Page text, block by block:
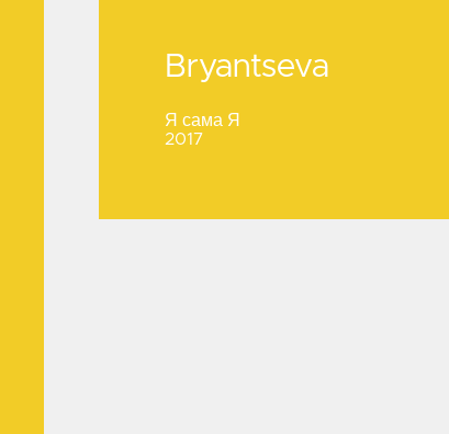
Bryantseva
Я сама Я
2017